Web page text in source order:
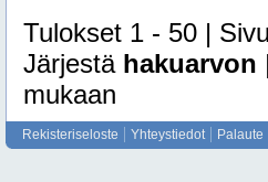
Tulokset 1 - 50 | Sivu
Järjestä hakuarvon
mukaan
Rekisteriseloste Yhteystiedot Palaute